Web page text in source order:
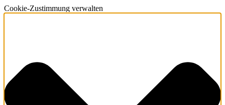
Cookie-Zustimmung verwalten